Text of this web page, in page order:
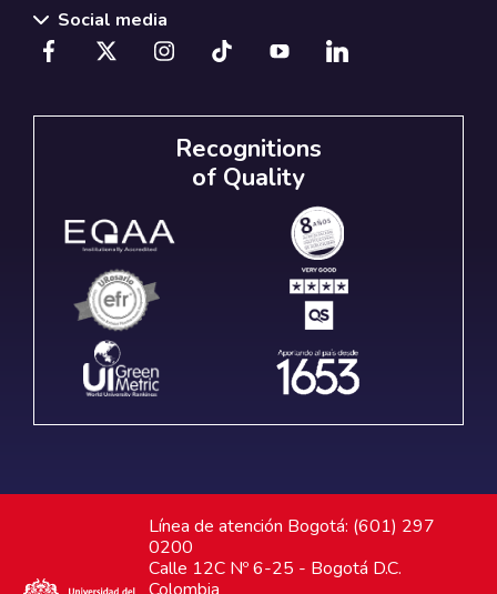
Social media
Recognitions
of Quality
Línea de atención Bogotá: (601) 297
0200
Calle 12C Nº 6-25 - Bogotá D.C.